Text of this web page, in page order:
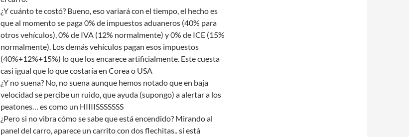
¿Y cuánto te costó? Bueno, eso variará con el tiempo, el hecho es
que al momento se paga 0% de impuestos aduaneros (40% para
otros vehículos), 0% de IVA (12% normalmente) y 0% de ICE (15%
normalmente). Los demás vehículos pagan esos impuestos
(40%+12%+15%) lo que los encarece artificialmente. Este cuesta
casi igual que lo que costaría en Corea o USA
¿Y no suena? No, no suena aunque hemos notado que en baja
velocidad se percibe un ruido, que ayuda (supongo) a alertar a los
peatones… es como un HIIIISSSSSSS
¿Pero si no vibra cómo se sabe que está encendido? Mirando al
panel del carro, aparece un carrito con dos flechitas.. si está